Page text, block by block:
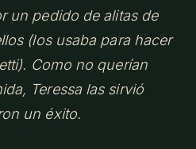
un pedido de alitas de
(los usaba para hacer
. Como no querían
Teressa las sirvió
un éxito.